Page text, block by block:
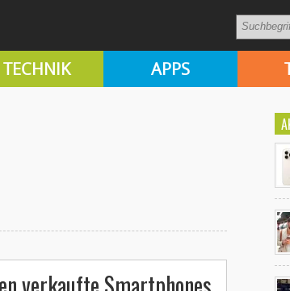
TECHNIK APPS